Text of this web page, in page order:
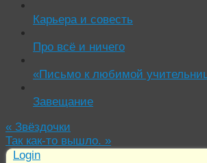
Карьера и совесть
Про всё и ничего
«Письмо к любимой
Завещание
« Звёздочки
Так как-то вышло. »
Login